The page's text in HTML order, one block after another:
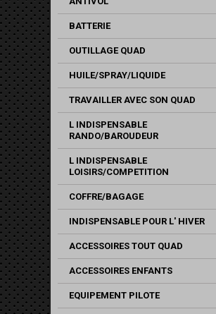
BATTERIE
OUTILLAGE QUAD
HUILE/SPRAY/LIQUIDE
TRAVAILLER AVEC SON QUAD
L INDISPENSABLE
RANDO/BAROUDEUR
L INDISPENSABLE
LOISIRS/COMPETITION
COFFRE/BAGAGE
INDISPENSABLE POUR L' HIVER
ACCESSOIRES TOUT QUAD
ACCESSOIRES ENFANTS
EQUIPEMENT PILOTE